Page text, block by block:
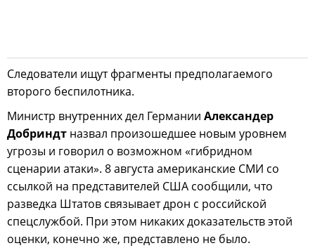
Следователи ищут фрагменты предполагаемого
второго беспилотника.
Министр внутренних дел Германии Александер
Добриндт назвал произошедшее новым уровнем
угрозы и говорил о возможном «гибридном
сценарии атаки». 8 августа американские СМИ со
ссылкой на представителей США сообщили, что
разведка Штатов связывает дрон с российской
спецслужбой. При этом никаких доказательств этой
оценки, конечно же, представлено не было.